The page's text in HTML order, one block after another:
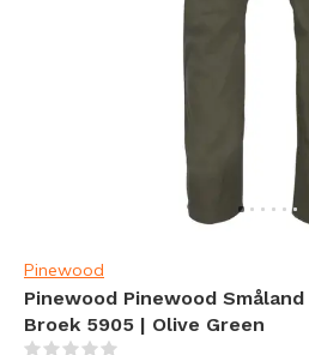
Pinewood
Pinewood Pinewood
Broek 5905 | Olive Green